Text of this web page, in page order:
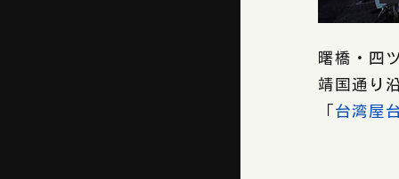
曙橋・四
靖国通り
「台湾屋